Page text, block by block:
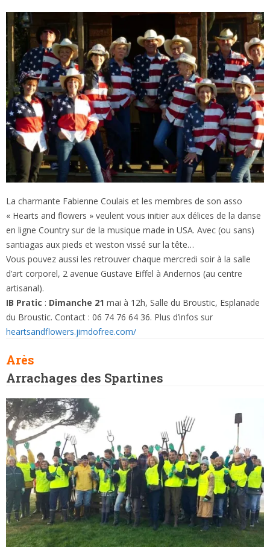
La charmante Fabienne Coulais et les membres de son asso
« Hearts and flowers » veulent vous initier aux délices de la danse
en ligne Country sur de la musique made in USA. Avec (ou sans)
santiagas aux pieds et weston vissé sur la tête…
Vous pouvez aussi les retrouver chaque mercredi soir à la salle
d’art corporel, 2 avenue Gustave Eiffel à Andernos (au centre
artisanal).
IB Pratic : Dimanche 21 mai à 12h, Salle du Broustic, Esplanade
du Broustic. Contact : 06 74 76 64 36. Plus d’infos sur
heartsandflowers.jimdofree.com/
Arès
Arrachages des Spartines